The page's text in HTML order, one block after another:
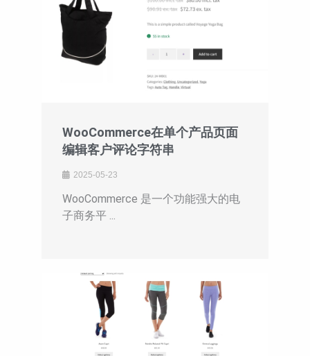
WooCommerce在单个产品页面
编辑客户评论字符串
2025-05-23
WooCommerce 是一个功能强大的电
子商务平 ...